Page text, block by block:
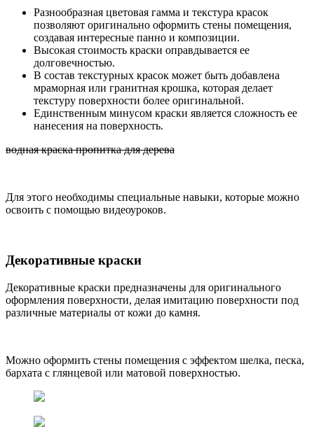
Разнообразная цветовая гамма и текстура красок
позволяют оригинально оформить стены помещения,
создавая интересные панно и композиции.
Высокая стоимость краски оправдывается ее
долговечностью.
В состав текстурных красок может быть добавлена
мраморная или гранитная крошка, которая делает
текстуру поверхности более оригинальной.
Единственным минусом краски является сложность ее
нанесения на поверхность.
водная краска пропитка для дерева
Для этого необходимы специальные навыки, которые можно
освоить с помощью видеоуроков.
Декоративные краски
Декоративные краски предназначены для оригинального
оформления поверхности, делая имитацию поверхности под
различные материалы от кожи до камня.
Можно оформить стены помещения с эффектом шелка, песка,
бархата с глянцевой или матовой поверхностью.